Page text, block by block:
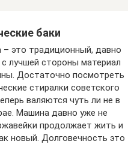
баки
– это традиционный, давно
лучшей стороны материал
Достаточно посмотреть
стиралки советского
валяются чуть ли не в
Машина давно уже не
продолжает жить и
новый. Долговечность это